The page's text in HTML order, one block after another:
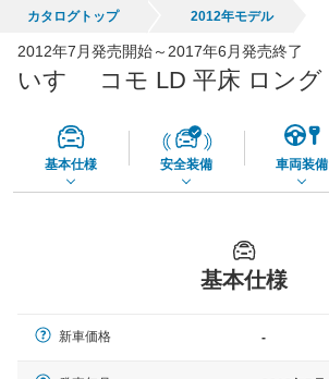
全国平均の車検価格 *
*当該価格は車種別の価格となります。
カタログトップ 2012年モデル
2012年7月発売開始～2017年6月発売終了
いすゞ コモ LD 平床 ロング
基本仕様 安全装備 車両装備
基本仕様
新車価格 -